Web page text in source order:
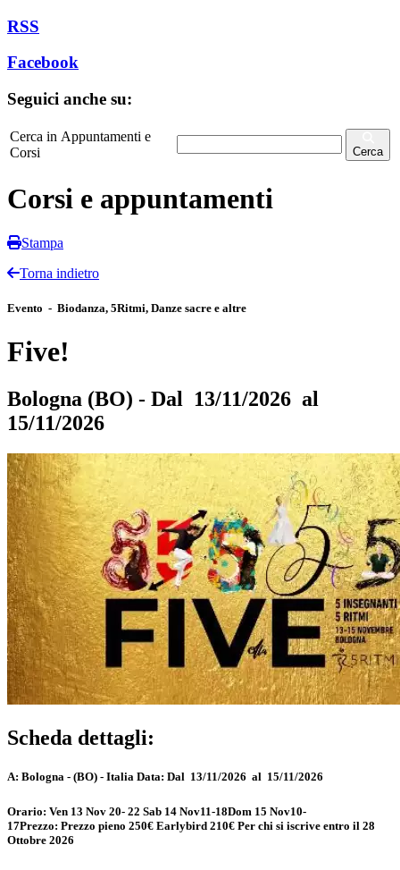
RSS
Facebook
Seguici anche su:
Cerca in Appuntamenti e
Corsi
Cerca
Corsi e appuntamenti
Stampa
Torna indietro
Evento - Biodanza, 5Ritmi, Danze sacre e altre
Five!
Bologna (BO) - Dal 13/11/2026 al
15/11/2026
Scheda dettagli:
A: Bologna - (BO) - Italia Data: Dal 13/11/2026 al 15/11/2026
Orario: Ven 13 Nov 20- 22 Sab 14 Nov11-18Dom 15 Nov10-
17Prezzo: Prezzo pieno 250€ Earlybird 210€ Per chi si iscrive entro il 28
Ottobre 2026